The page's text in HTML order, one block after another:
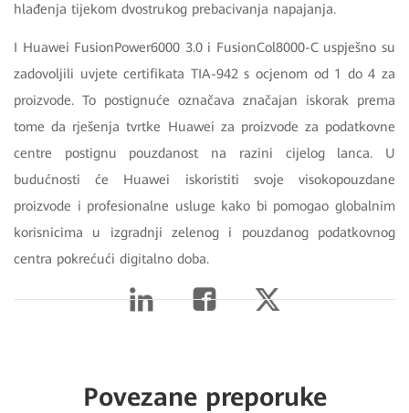
hlađenja tijekom dvostrukog prebacivanja napajanja.
I Huawei FusionPower6000 3.0 i FusionCol8000-C uspješno su
zadovoljili uvjete certifikata TIA-942 s ocjenom od 1 do 4 za
proizvode. To postignuće označava značajan iskorak prema
tome da rješenja tvrtke Huawei za proizvode za podatkovne
centre postignu pouzdanost na razini cijelog lanca. U
budućnosti će Huawei iskoristiti svoje visokopouzdane
proizvode i profesionalne usluge kako bi pomogao globalnim
korisnicima u izgradnji zelenog i pouzdanog podatkovnog
centra pokrećući digitalno doba.
Povezane preporuke